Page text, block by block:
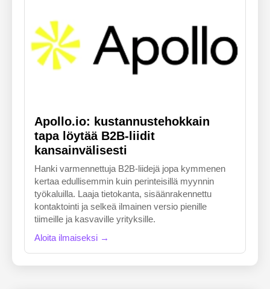
Apollo.io: kustannustehokkain
tapa löytää B2B-liidit
kansainvälisesti
Hanki varmennettuja B2B-liidejä jopa kymmenen
kertaa edullisemmin kuin perinteisillä myynnin
työkaluilla. Laaja tietokanta, sisäänrakennettu
kontaktointi ja selkeä ilmainen versio pienille
tiimeille ja kasvaville yrityksille.
Aloita ilmaiseksi →